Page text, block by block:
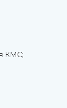
КМС;